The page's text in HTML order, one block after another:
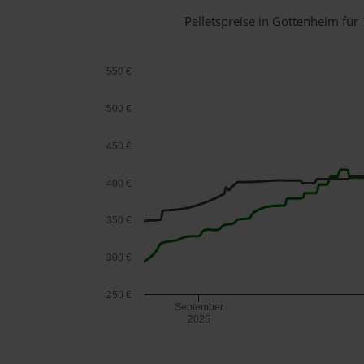
Pelletspreise in Gottenheim für
September
2025
250 €
300 €
350 €
400 €
450 €
500 €
550 €